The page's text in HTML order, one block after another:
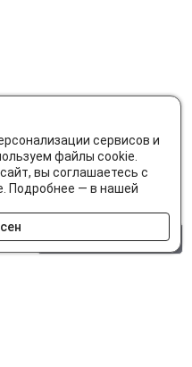
сервисов и
файлы cookie.
вы соглашаетесь с
Подробнее — в нашей